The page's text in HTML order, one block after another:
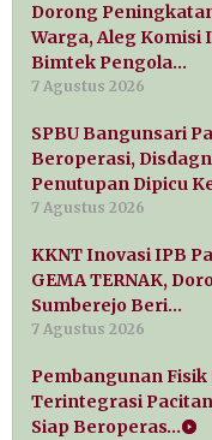
Dorong
Warga, Aleg Komisi
Bimtek Pengola…
7 Agustus 2026
SPBU Bangunsari
Beroperasi,
Penutupan Dipicu
7 Agustus 2026
KKNT Inovasi IPB
GEMA TERNAK,
Sumberejo Beri…
7 Agustus 2026
Pembangunan Fisik
Terintegrasi
Siap Beroperas…